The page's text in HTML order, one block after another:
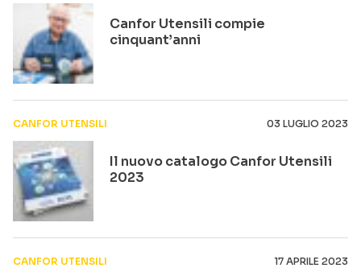
Canfor Utensili compie
cinquant’anni
CANFOR UTENSILI 03 LUGLIO 2023
Il nuovo catalogo Canfor Utensili
2023
CANFOR UTENSILI 17 APRILE 2023